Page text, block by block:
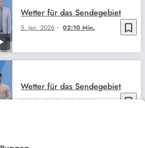
bookmark_border
5. Jan. 2026 02:10 Min.
Wetter für das Sendegebiet
bookmark_border
28. Okt. 2025 02:11 Min.
Wetter für das Sendegebiet